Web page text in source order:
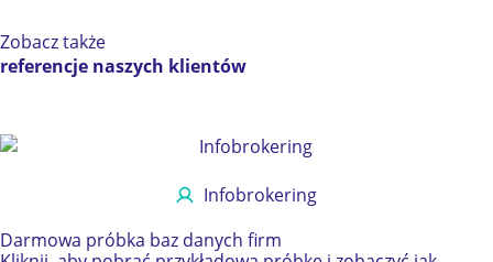
Zobacz także
referencje naszych klientów
Infobrokering
Darmowa próbka baz danych firm